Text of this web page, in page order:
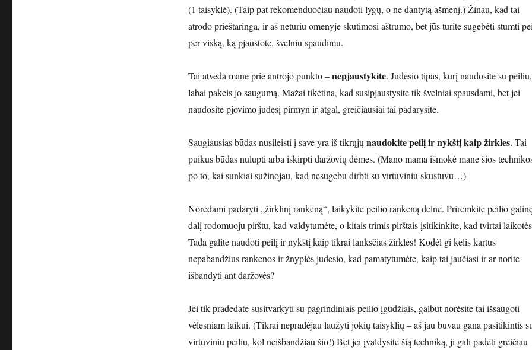
(1 taisyklė). (Taip pat rekomenduočiau naudoti lygų, o ne dantytą ašmenį.) Žinau, kad tai
atrodo prieštaringa, ir aš neturiu omenyje skutimosi aštrumo, bet jūs turite sugebėti stumti
per viską, ką pjaustote. švelniu spaudimu.
Tai atveda mane prie antrojo punkto –nepjaustykite. Judesio tipas, kurį naudosite su peiliu,
labai pakeis jo saugumą. Mažai tikėtina, kad susipjaustysite tik švelniai spausdami, bet jei
naudosite pjovimo judesį pirmyn ir atgal, greičiausiai tai padarysite.
Saugiausias būdas nusileisti į save yra iš tikrųjų naudokite peilį ir nykštį kaip žirkles. Tai
puikus būdas nulupti arba iškirpti daržovių dėmes. (Mano mama išmokė mane šios
po to, kai sunkiai sužinojau, kad nesugebu dirbti su virtuviniu skustuvu…)
Norėdami padaryti „žirklinį rankeną“, laikykite peilio rankeną delne. Priremkite peilio
dalį rodomuoju pirštu, kad valdytumėte, o kitais trimis pirštais įsitikinkite, kad tvirtai
Tada galite naudoti peilį ir nykštį kaip tikrai lanksčias žirkles! Kodėl gi kelis kartus
nepabandžius rankenos ir žnyplės judesio, kad pamatytumėte, kaip tai jaučiasi ir ar norite
išbandyti ant daržovės?
Jei tik pradedate susitvarkyti su pagrindiniais peilio įgūdžiais, galbūt norėsite tai išsaugoti
vėlesniam laikui. (Tikrai nepradėjau laužyti jokių taisyklių – aš jau buvau gana pasitikintis
virtuviniu peiliu, kol neišbandžiau šio!) Bet jei įvaldysite šią techniką, ji gali padėti greičiau